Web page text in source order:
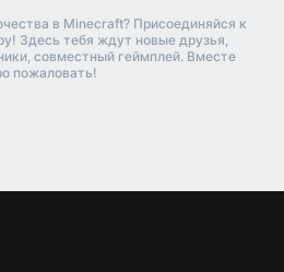
в Minecraft? Присоединяйся к
Здесь тебя ждут новые друзья,
совместный геймплей. Вместе
пожаловать!